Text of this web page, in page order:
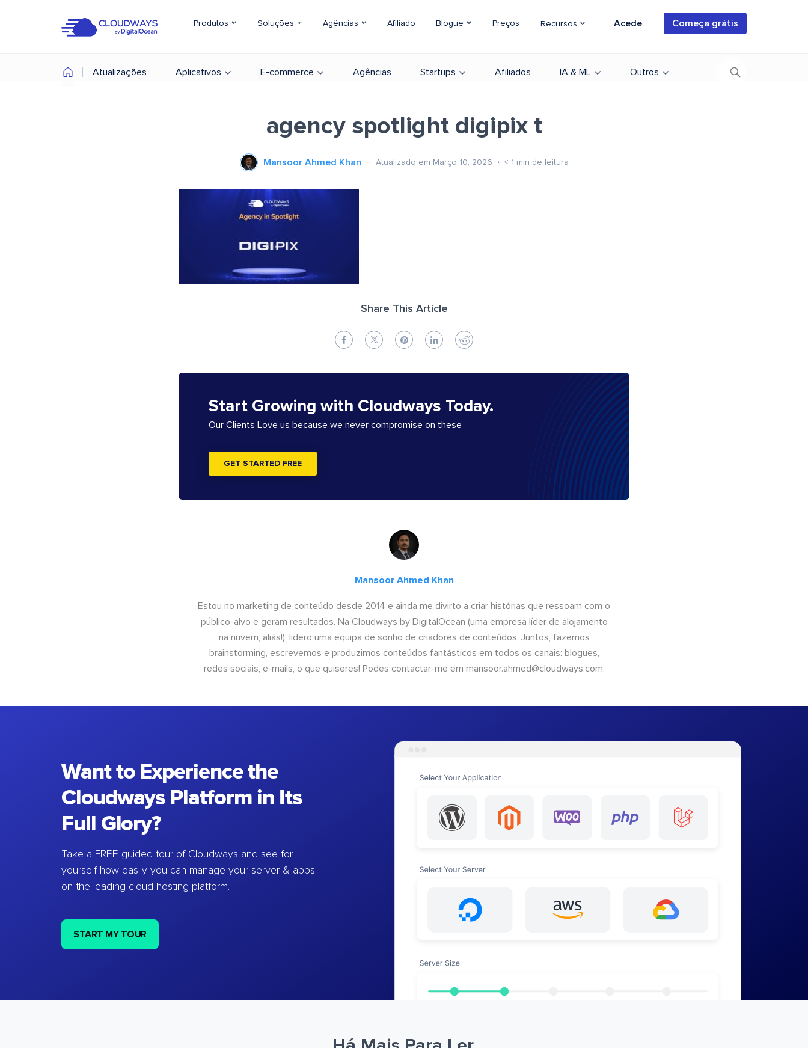
Produtos Soluções Agências Afiliado Blogue Preços Recursos Acede Começa grátis
Atualizações Aplicativos E-commerce Agências Startups Afiliados IA & ML Outros
agency spotlight digipix t
Mansoor Ahmed Khan Atualizado em Março 10, 2026 < 1 min de leitura
Share This Article
Start Growing with Cloudways Today.
Our Clients Love us because we never compromise on these
GET STARTED FREE
Mansoor Ahmed Khan
Estou no marketing de conteúdo desde 2014 e ainda me divirto a criar histórias que ressoam com o
público-alvo e geram resultados. Na Cloudways by DigitalOcean (uma empresa líder de alojamento
na nuvem, aliás!), lidero uma equipa de sonho de criadores de conteúdos. Juntos, fazemos
brainstorming, escrevemos e produzimos conteúdos fantásticos em todos os canais: blogues,
redes sociais, e-mails, o que quiseres! Podes contactar-me em mansoor.ahmed@cloudways.com.
Want to Experience the
Cloudways Platform in Its
Full Glory?
Take a FREE guided tour of Cloudways and see for
yourself how easily you can manage your server & apps
on the leading cloud-hosting platform.
START MY TOUR